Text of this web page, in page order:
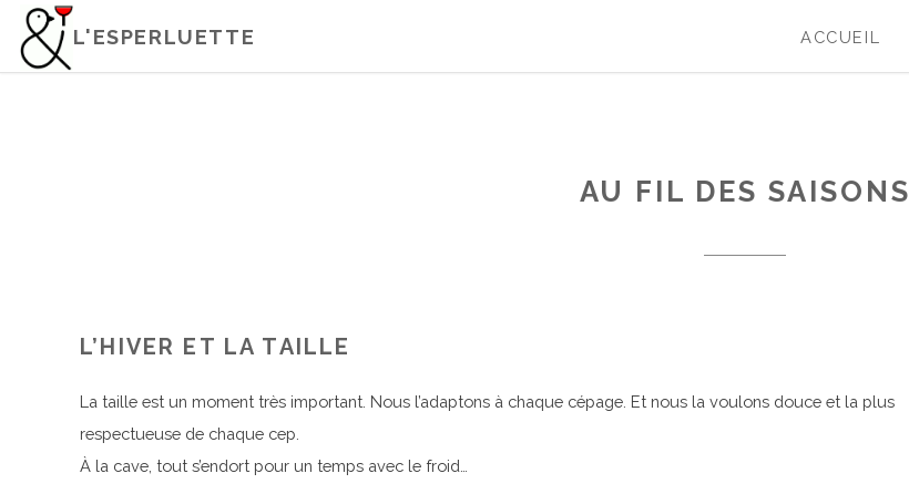
L'ESPERLUETTE ACCUEIL
AU FIL DES SAISONS
L’HIVER ET LA TAILLE
La taille est un moment très important. Nous l’adaptons à chaque cépage. Et nous la voulons douce et la plus
respectueuse de chaque cep.
À la cave, tout s’endort pour un temps avec le froid…